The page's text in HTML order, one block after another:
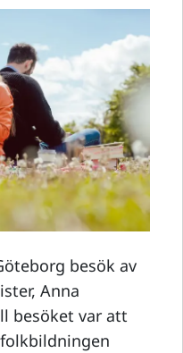
besök av
Anna
besöket var att